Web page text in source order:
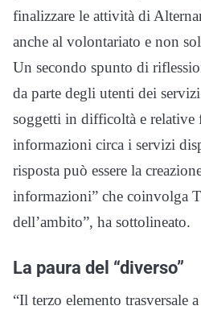
finalizzare le attività di
anche al volontariato e non
Un secondo spunto di
da parte degli utenti dei
soggetti in difficoltà e relative
informazioni circa i servizi
risposta può essere la
informazioni” che coinvolga
dell’ambito”, ha sottolineato.
La paura del “diverso”
“Il terzo elemento trasversale